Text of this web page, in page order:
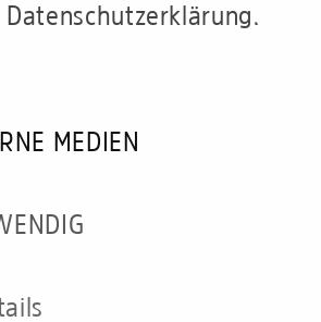
Günter Köttgen (auch für
“JazzDuo & Friends”,
Datenschutzerklärung.
MEDIEN